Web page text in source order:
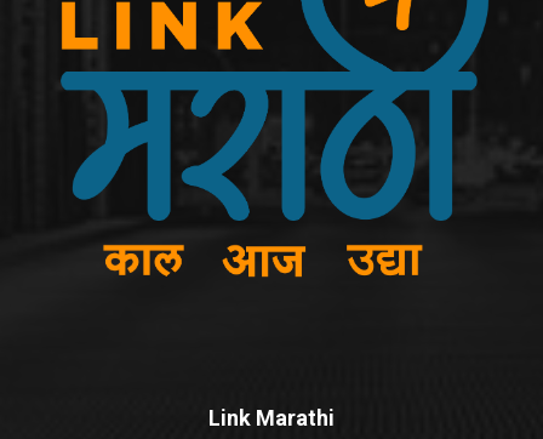
Link Marathi